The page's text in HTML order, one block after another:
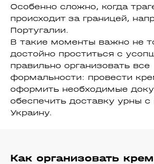
Особенно сложно, когда
происходит за границей,
Португалии.
В такие моменты важно не
достойно проститься с
правильно организовать все
формальности: провести
оформить необходимые
обеспечить доставку урны
Украину.
Как организовать